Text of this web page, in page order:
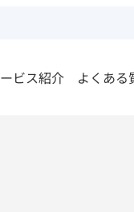
ビス紹介 よくある